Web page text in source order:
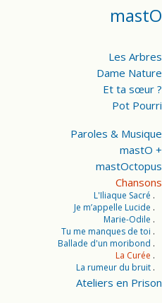
mastO
Les Arbres
Dame Nature
Et ta sœur ?
Pot Pourri
Paroles & Musique
mastO +
mastOctopus
Chansons
L'Iliaque Sacré
Je m’appelle Lucide
Marie-Odile
Tu me manques de toi
Ballade d'un moribond
La Curée
La rumeur du bruit
Ateliers en Prison